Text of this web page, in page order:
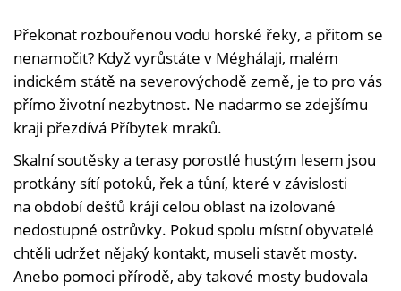
Překonat rozbouřenou vodu horské řeky, a přitom se
nenamočit? Když vyrůstáte v Méghálaji, malém
indickém státě na severovýchodě země, je to pro vás
přímo životní nezbytnost. Ne nadarmo se zdejšímu
kraji přezdívá Příbytek mraků.
Skalní soutěsky a terasy porostlé hustým lesem jsou
protkány sítí potoků, řek a tůní, které v závislosti
na období dešťů krájí celou oblast na izolované
nedostupné ostrůvky. Pokud spolu místní obyvatelé
chtěli udržet nějaký kontakt, museli stavět mosty.
Anebo pomoci přírodě, aby takové mosty budovala